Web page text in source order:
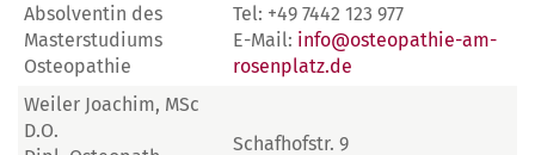
Absolventin des
Masterstudiums
Osteopathie
Tel: +49 7442 123 977
E-Mail: info@osteopathie-am-
rosenplatz.de
Weiler Joachim, MSc
D.O.
Schafhofstr. 9